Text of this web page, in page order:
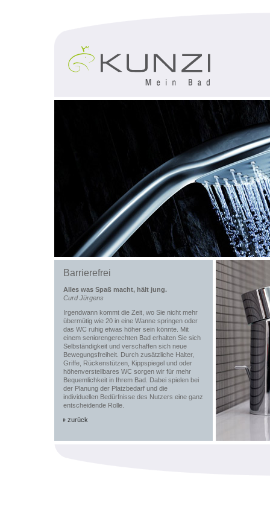
Barrierefrei
Alles was Spaß macht, hält jung.
Curd Jürgens
Irgendwann kommt die Zeit, wo Sie nicht mehr
übermütig wie 20 in eine Wanne springen oder
das WC ruhig etwas höher sein könnte. Mit
einem seniorengerechten Bad erhalten Sie sich
Selbständigkeit und verschaffen sich neue
Bewegungsfreiheit. Durch zusätzliche Halter,
Griffe, Rückenstützen, Kippspiegel und oder
höhenverstellbares WC sorgen wir für mehr
Bequemlichkeit in Ihrem Bad. Dabei spielen bei
der Planung der Platzbedarf und die
individuellen Bedürfnisse des Nutzers eine ganz
entscheidende Rolle.
zurück